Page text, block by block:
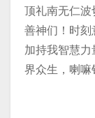
顶礼南无仁波
善神们！时刻
加持我智慧
界众生，喇嘛